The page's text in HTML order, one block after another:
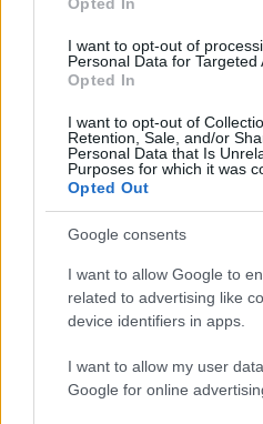
I want to opt-out of
Personal Data for Targeted
Opted In
I want to opt-out of
Retention, Sale, and/or
Personal Data that Is
Purposes for which it was
Opted Out
Google consents
I want to allow Google to
related to advertising like
device identifiers in apps.
I want to allow my user
Google for online
látjuk, azért van 1 mp-re
tény.
10 Némítás
Híreken is.
A Hondánál hisznek az